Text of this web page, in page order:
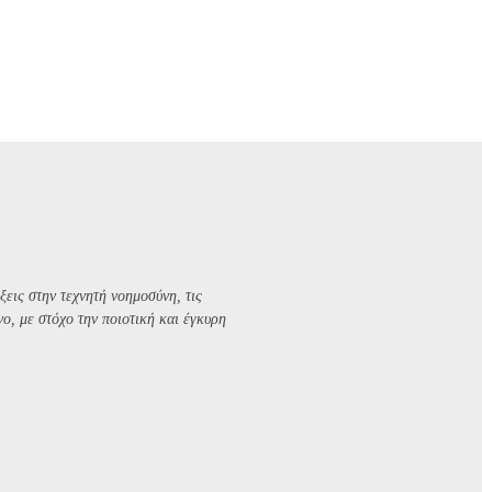
στην τεχνητή νοημοσύνη, τις
με στόχο την ποιοτική και έγκυρη